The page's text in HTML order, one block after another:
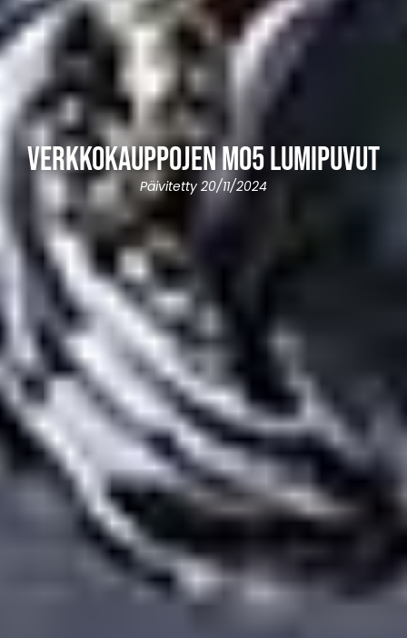
Verkkokauppojen M05 lumipuvut
Päivitetty 20/11/2024